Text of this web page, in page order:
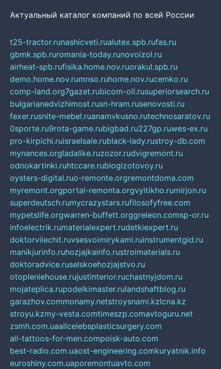
Актуальный каталог компаний по всей России
t25-tractor.runashicveti.rualutex.spb.rufas.ru
gbmk.spb.ruromania-today.runovoizol.ru
airheat-spb.rufisika.home.nov.ruorakul.spb.ru
demo.home.nov.rumnso.ruhome.nov.rucemko.ru
comp-land.org7gazet.rubicom-oil.rusuperiorsearch.ru
bulgarianedvizhimost.rusn-hram.rusenovosti.ru
fexer.rusnite-mebel.ruanamvkusno.rutechnosaratov.ru
0sporte.ru9rota-game.rubigbad.ru227gp.ruwes-ex.ru
pro-kirpichi.ruisraelsale.rublack-lady.rustroy-db.com
mynances.orgladalike.ruzozor.rudvigremont.ru
odnokartinki.ruhtccare.rublogizotovoy.ru
oysters-digital.ruo-remonte.orgremontdoma.com
myremont.orgportal-remonta.orgvyitikho.rumirjon.ru
superdeutsch.rumycrazystars.rufilosofyfree.com
mypetslife.orgwarren-buffett.orggreleon.comsp-or.ru
infoelectrik.rumaterialexpert.rudetkiexpert.ru
doktorvilechit.ruvsesvoimirykami.ruinstrumentgid.ru
manikjurinfo.ruhozjajkainfo.rustroimaterials.ru
doktoradvice.ruselskoehozjajstvo.ru
otopleniehouse.rujustinterior.ruchastnyjdom.ru
mojateplica.rupodelkimaster.rulandshaftblog.ru
garazhov.commonamy.netstroysnami.kzlcna.kz
stroyu.kzmy-vesta.comtimeszp.comavtoguru.net
zsmh.com.uaallcelebsplasticsurgery.com
all-tattoos-for-men.compoisk-auto.com
best-radio.com.uaost-engineering.comkuryatnik.info
euroshiny.com.uaporemontuavto.com